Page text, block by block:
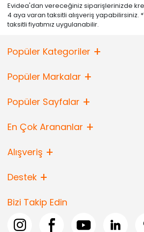
Evidea'dan vereceğiniz siparişlerinizde
4 aya varan taksitli alışveriş yapabilirsiniz.
taksitli fiyatımız uygulanabilir.
Popüler Kategoriler
Popüler Markalar
Popüler Sayfalar
En Çok Arananlar
Alışveriş
Destek
Bizi Takip Edin